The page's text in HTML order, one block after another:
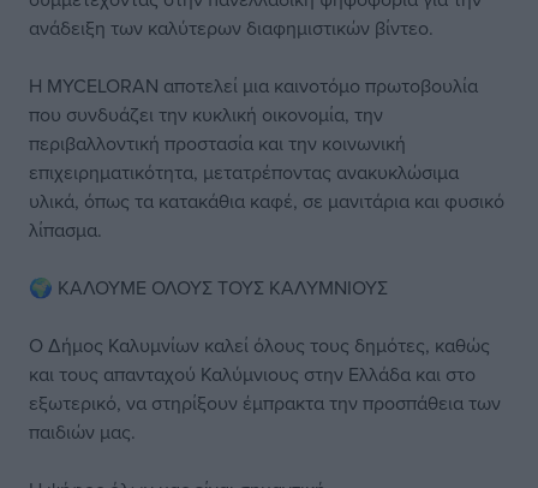
ανάδειξη των καλύτερων διαφημιστικών βίντεο.
Η MYCELORAN αποτελεί μια καινοτόμο πρωτοβουλία
που συνδυάζει την κυκλική οικονομία, την
περιβαλλοντική προστασία και την κοινωνική
επιχειρηματικότητα, μετατρέποντας ανακυκλώσιμα
υλικά, όπως τα κατακάθια καφέ, σε μανιτάρια και φυσικό
λίπασμα.
🌍 ΚΑΛΟΥΜΕ ΟΛΟΥΣ ΤΟΥΣ ΚΑΛΥΜΝΙΟΥΣ
Ο Δήμος Καλυμνίων καλεί όλους τους δημότες, καθώς
και τους απανταχού Καλύμνιους στην Ελλάδα και στο
εξωτερικό, να στηρίξουν έμπρακτα την προσπάθεια των
παιδιών μας.